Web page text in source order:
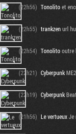
(22h56) Tonolitoet
(22h55) trankzenurl
(22h54) Tonolitooutre
(22h21) Cyberpunk
(22h19) Cyberpunk
(21h56) Le vertueuxJe